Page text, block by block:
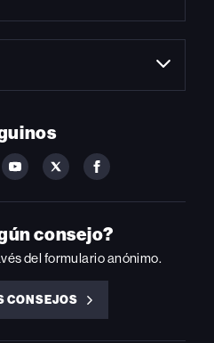
FOLLOW
ON
YOUTUBE
FOLLOW
ON
FOLLOW
ON
FACEBOOK
consejo?
del formulario anónimo.
CONSEJOS